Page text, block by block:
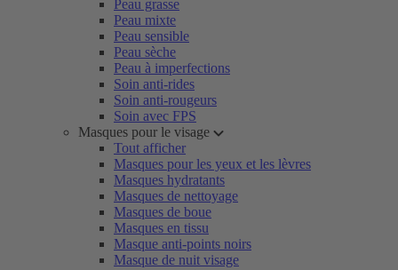
Peau grasse
Peau mixte
Peau sensible
Peau sèche
Peau à imperfections
Soin anti-rides
Soin anti-rougeurs
Soin avec FPS
Masques pour le visage
Tout afficher
Masques pour les yeux et les lèvres
Masques hydratants
Masques de nettoyage
Masques de boue
Masques en tissu
Masque anti-points noirs
Masque de nuit visage